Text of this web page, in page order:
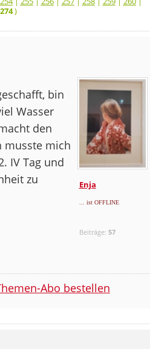
274)
Enja
... ist OFFLINE
Beiträge: 57
bin
Wasser
den
musste mich
IV Tag und
zu
Abo bestellen